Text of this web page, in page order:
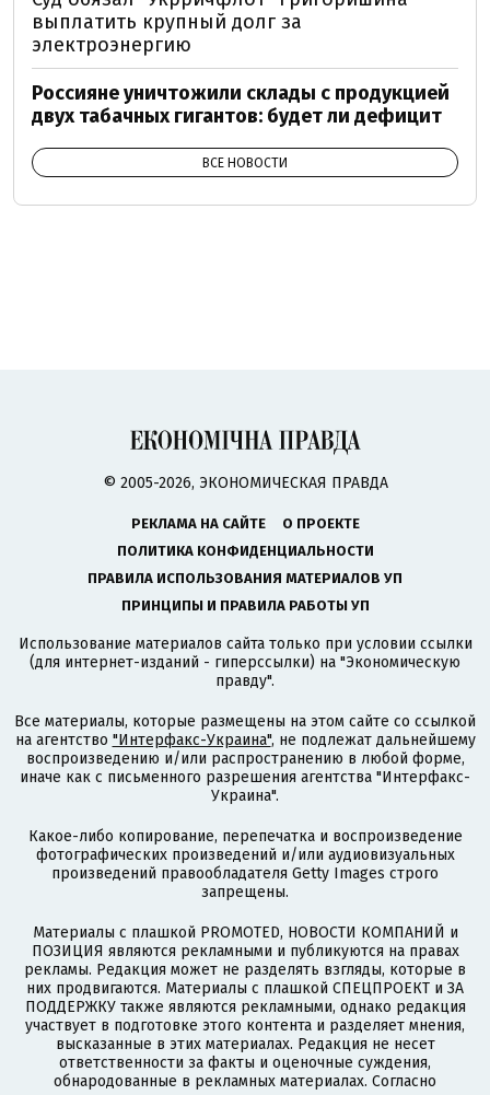
выплатить крупный долг за
электроэнергию
Россияне уничтожили склады с продукцией
двух табачных гигантов: будет ли дефицит
ВСЕ НОВОСТИ
© 2005-2026, ЭКОНОМИЧЕСКАЯ ПРАВДА
РЕКЛАМА НА САЙТЕ
О ПРОЕКТЕ
ПОЛИТИКА КОНФИДЕНЦИАЛЬНОСТИ
ПРАВИЛА ИСПОЛЬЗОВАНИЯ МАТЕРИАЛОВ УП
ПРИНЦИПЫ И ПРАВИЛА РАБОТЫ УП
Использование материалов сайта только при условии ссылки
(для интернет-изданий - гиперссылки) на "Экономическую
правду".
Все материалы, которые размещены на этом сайте со ссылкой
на агентство "Интерфакс-Украина", не подлежат дальнейшему
воспроизведению и/или распространению в любой форме,
иначе как с письменного разрешения агентства "Интерфакс-
Украина".
Какое-либо копирование, перепечатка и воспроизведение
фотографических произведений и/или аудиовизуальных
произведений правообладателя Getty Images строго
запрещены.
Материалы с плашкой PROMOTED, НОВОСТИ КОМПАНИЙ и
ПОЗИЦИЯ являются рекламными и публикуются на правах
рекламы. Редакция может не разделять взгляды, которые в
них продвигаются. Материалы с плашкой СПЕЦПРОЕКТ и ЗА
ПОДДЕРЖКУ также являются рекламными, однако редакция
участвует в подготовке этого контента и разделяет мнения,
высказанные в этих материалах. Редакция не несет
ответственности за факты и оценочные суждения,
обнародованные в рекламных материалах. Согласно